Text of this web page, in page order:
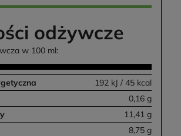
odżywcze
w 100 ml:
192 kJ / 45 kcal
0,16 g
11,41 g
8,75 g